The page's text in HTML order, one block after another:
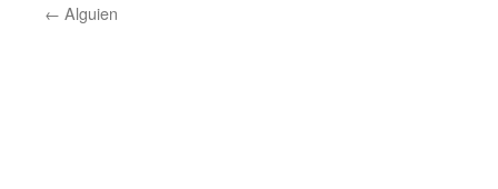
← Alguien